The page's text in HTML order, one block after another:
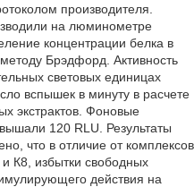
производителя.
на люминометре
концентрации белка в
Брэдфорд. Активность
световых единицах
вспышек в минуту в расчете
экстрактов. Фоновые
120 RLU. Результаты
что в отличие от комплексов
К8, избытки свободных
действия на